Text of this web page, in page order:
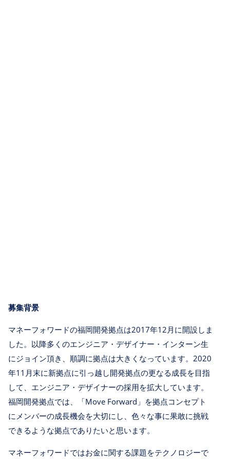
募集背景
マネーフォワードの福岡開発拠点は2017年12月に開設しま
した。以降多くのエンジニア・デザイナー・インターン生
にジョイン頂き、順調に拠点は大きくなっています。2020
年11月末に新拠点に引っ越し開発拠点の更なる成長を目指
して、エンジニア・デザイナーの採用を拡大しています。
福岡開発拠点では、「Move Forward」を拠点コンセプト
にメンバーの成長機会を大切にし、色々な事に果敢に挑戦
できるような拠点でありたいと思います。
マネーフォワードではお金に関する課題をテクノロジーで